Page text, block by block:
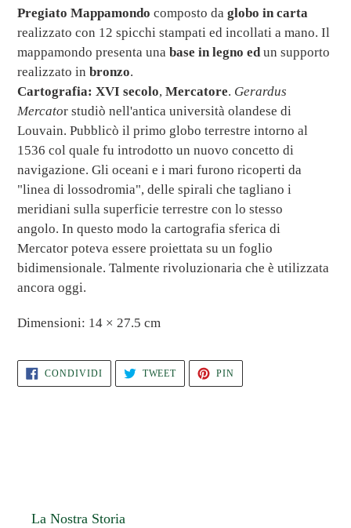
del
prodotto
nel
carrello
Pregiato Mappamondo composto da globo in carta
realizzato con 12 spicchi stampati ed incollati a mano. Il
mappamondo presenta una base in legno edun supporto
realizzato in bronzo.
Cartografia: XVI secolo, Mercatore. Gerardus
Mercator studiò nell'antica università olandese di
Louvain. Pubblicò il primo globo terrestre intorno al
1536 col quale fu introdotto un nuovo concetto di
navigazione. Gli oceani e i mari furono ricoperti da
"linea di lossodromia", delle spirali che tagliano i
meridiani sulla superficie terrestre con lo stesso
angolo. In questo modo la cartografia sferica di
Mercator poteva essere proiettata su un foglio
bidimensionale. Talmente rivoluzionaria che è utilizzata
ancora oggi.
Dimensioni: 14 × 27.5 cm
CONDIVIDICONDIVIDI
SU
FACEBOOK
TWEETTWITTA
TWITTER
PIN
PINTEREST
La Nostra Storia